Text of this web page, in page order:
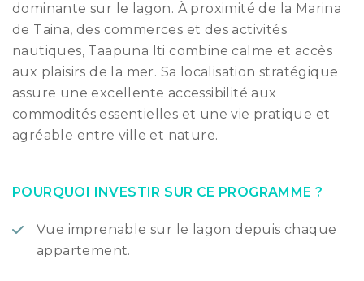
dominante sur le lagon. À proximité de la Marina
de Taina, des commerces et des activités
nautiques, Taapuna Iti combine calme et accès
aux plaisirs de la mer. Sa localisation stratégique
assure une excellente accessibilité aux
commodités essentielles et une vie pratique et
agréable entre ville et nature.
POURQUOI INVESTIR SUR CE PROGRAMME ?
Vue imprenable sur le lagon depuis chaque
appartement.